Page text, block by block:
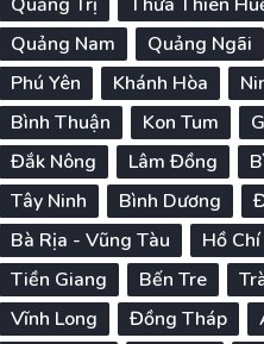
Quảng Nam
Quảng Ngãi
Phú Yên
Khánh Hòa
Bình Thuận
Kon Tum
Đắk Nông
Lâm Đồng
Tây Ninh
Bình Dương
Bà Rịa - Vũng Tàu
Hồ
Tiền Giang
Bến Tre
Vĩnh Long
Đồng Tháp